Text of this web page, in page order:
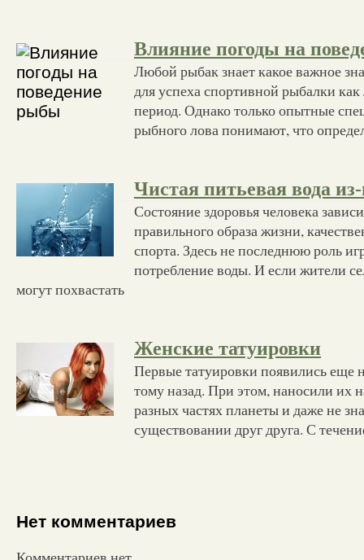
Влияние погоды на
Любой рыбак знает какое важное
для успеха спортивной рыбалки
период. Однако только опытные
рыбного лова понимают, что
Чистая питьевая вода
Состояние здоровья человека
правильного образа жизни,
спорта. Здесь не последнюю роль
потребление воды. И если жители
могут похвастать
Женские татуировки
Первые татуировки появились еще
тому назад. При этом, наносили их
разных частях планеты и даже не
существовании друг друга. С
Нет комментариев